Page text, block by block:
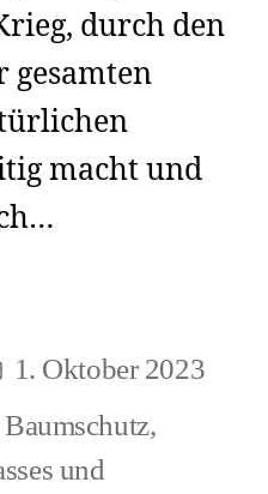
durch den
gesamten
macht und
1. Oktober 2023
Baumschutz,
und